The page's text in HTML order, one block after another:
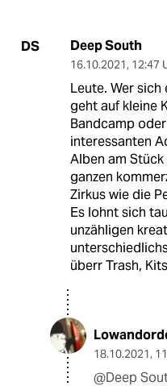
DS Deep South
16.10.2021, 12:47
Leute. Wer
geht auf kleine
Bandcamp
interessanten
Alben am
ganzen
Zirkus wie die
Es lohnt sich
unzähligen
überr Trash,
18.10.2021,
@Deep